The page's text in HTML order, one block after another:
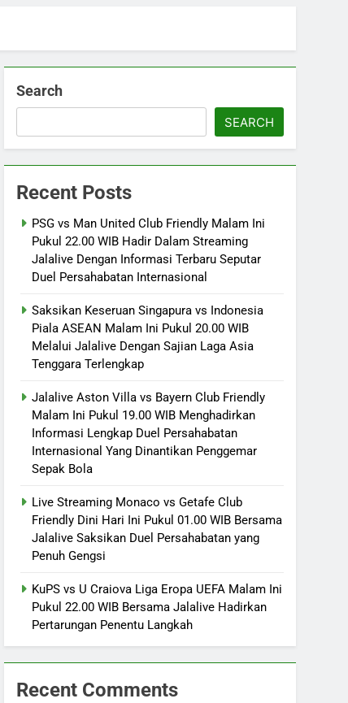
Search
SEARCH
Recent Posts
PSG vs Man United Club Friendly Malam Ini
Pukul 22.00 WIB Hadir Dalam Streaming
Jalalive Dengan Informasi Terbaru Seputar
Duel Persahabatan Internasional
Saksikan Keseruan Singapura vs Indonesia
Piala ASEAN Malam Ini Pukul 20.00 WIB
Melalui Jalalive Dengan Sajian Laga Asia
Tenggara Terlengkap
Jalalive Aston Villa vs Bayern Club Friendly
Malam Ini Pukul 19.00 WIB Menghadirkan
Informasi Lengkap Duel Persahabatan
Internasional Yang Dinantikan Penggemar
Sepak Bola
Live Streaming Monaco vs Getafe Club
Friendly Dini Hari Ini Pukul 01.00 WIB Bersama
Jalalive Saksikan Duel Persahabatan yang
Penuh Gengsi
KuPS vs U Craiova Liga Eropa UEFA Malam Ini
Pukul 22.00 WIB Bersama Jalalive Hadirkan
Pertarungan Penentu Langkah
Recent Comments